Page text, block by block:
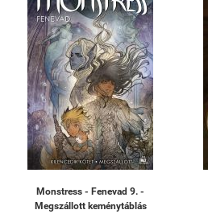
Monstress - Fenevad 9. -
Megszállott keménytáblás